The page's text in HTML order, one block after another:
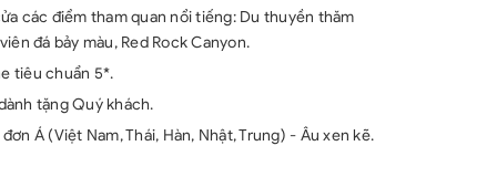
các điểm tham quan nổi tiếng: Du thuyền thăm
đá bảy màu, Red Rock Canyon.
tiêu chuẩn 5*.
tặng Quý khách.
Á (Việt Nam, Thái, Hàn, Nhật, Trung) - Âu xen kẽ.